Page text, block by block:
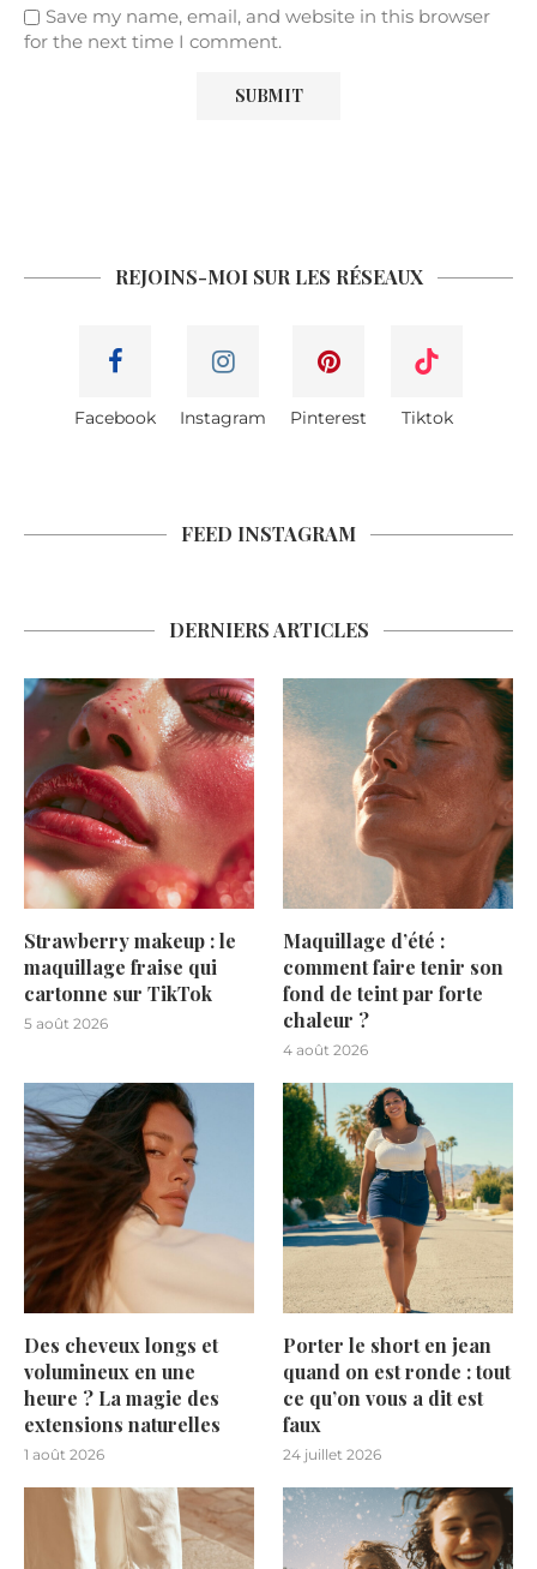
Save my name, email, and website in this browser
for the next time I comment.
REJOINS-MOI SUR LES RÉSEAUX
Facebook Instagram Pinterest Tiktok
FEED INSTAGRAM
DERNIERS ARTICLES
Strawberry makeup : le
maquillage fraise qui
cartonne sur TikTok
5 août 2026
Maquillage d’été :
comment faire tenir son
fond de teint par forte
chaleur ?
4 août 2026
Des cheveux longs et
volumineux en une
heure ? La magie des
extensions naturelles
1 août 2026
Porter le short en jean
quand on est ronde : tout
ce qu’on vous a dit est
faux
24 juillet 2026